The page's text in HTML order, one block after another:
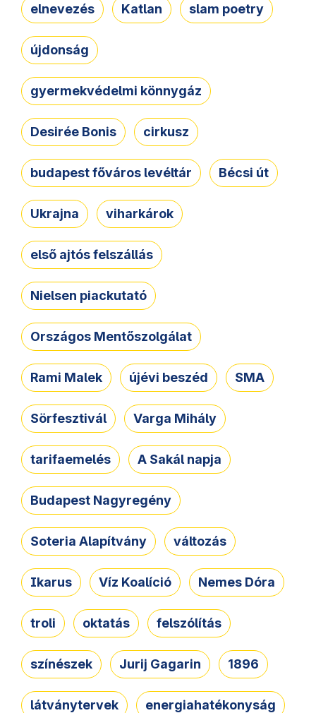
elnevezés Katlan slam poetry
újdonság
gyermekvédelmi könnygáz
Desirée Bonis cirkusz
budapest főváros levéltár Bécsi út
Ukrajna viharkárok
első ajtós felszállás
Nielsen piackutató
Országos Mentőszolgálat
Rami Malek újévi beszéd SMA
Sörfesztivál Varga Mihály
tarifaemelés A Sakál napja
Budapest Nagyregény
Soteria Alapítvány változás
Ikarus Víz Koalíció Nemes Dóra
troli oktatás felszólítás
színészek Jurij Gagarin 1896
látványtervek energiahatékonyság